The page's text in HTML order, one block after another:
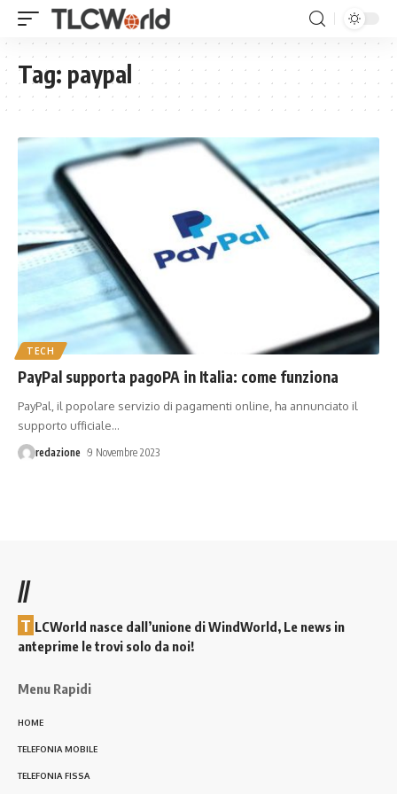
Tag: paypal
TECH
PayPal supporta pagoPA in Italia: come funziona
PayPal, il popolare servizio di pagamenti online, ha annunciato il
supporto ufficiale…
redazione 9 Novembre 2023
//
T LCWorld nasce dall’unione di WindWorld, Le news in
anteprime le trovi solo da noi!
Menu Rapidi
HOME
TELEFONIA MOBILE
TELEFONIA FISSA